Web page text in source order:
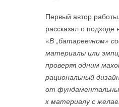
Первый автор
рассказал о подходе
«В „батареечном»
материалы или
проверяя одним
рациональный
от
к материалу с
Рис. 2. Кровельная
Область
Общественные
ограничений по
соответствии с
5.2.9), даже с
постоянного